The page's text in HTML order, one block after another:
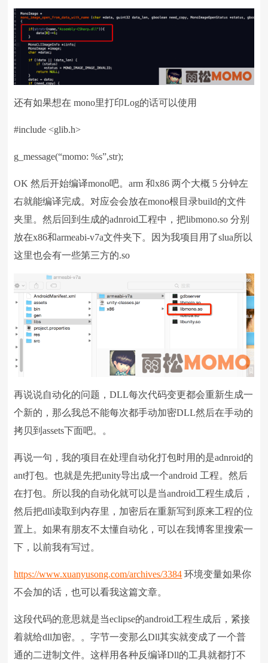
还有如果想在 mono里打印Log的话可以使用
#include <glib.h>
g_message(“momo: %s”,str);
OK 然后开始编译mono吧。arm 和x86 两个大概 5 分钟左
右就能编译完成。对应会会放在mono根目录build的文件
夹里。然后回到生成的adnroid工程中，把libmono.so 分别
放在x86和armeabi-v7a文件夹下。因为我项目用了slua所以
这里也会有一些第三方的.so
再说说自动化的问题，DLL每次代码变更都会重新生成一
个新的，那么我总不能每次都手动加密DLL然后在手动的
拷贝到assets下面吧。。
再说一句，我的项目在处理自动化打包时用的是adnroid的
ant打包。也就是先把unity导出成一个android 工程。然后
在打包。所以我的自动化就可以是当android工程生成后，
然后把dll读取到内存里，加密后在重新写到原来工程的位
置上。如果有朋友不太懂自动化，可以在我博客里搜索一
下，以前我有写过。
https://www.xuanyusong.com/archives/3384 环境变量如果你
不会加的话，也可以看我这篇文章。
这段代码的意思就是当eclipse的android工程生成后，紧接
着就给dll加密。。字节一变那么Dll其实就变成了一个普
通的二进制文件。这样用各种反编译Dll的工具就都打不